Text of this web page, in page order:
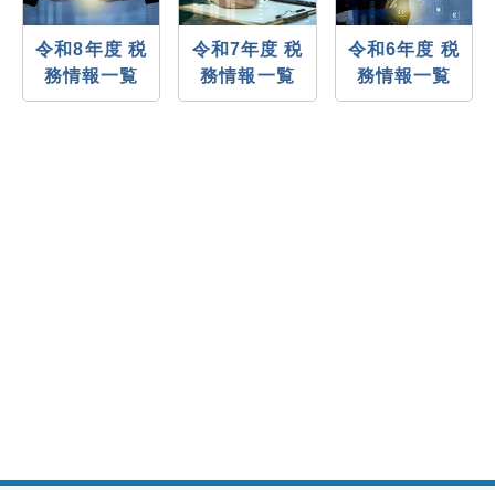
令和8年度 税
務情報一覧
令和7年度 税
務情報一覧
令和6年度 税
務情報一覧